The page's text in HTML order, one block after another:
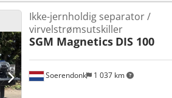
Soerendonk 1 037 km
Ikke-jernholdig separator /
virvelstrømsutskiller
SGM Magnetics DIS 100